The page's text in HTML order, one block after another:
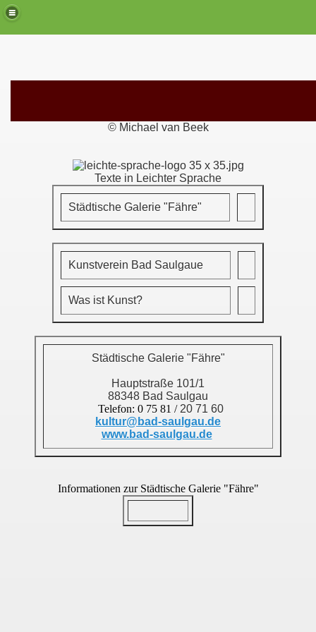
© Michael van Beek
Texte in Leichter Sprache
Städtische Galerie "Fähre"
Kunstverein Bad Saulgaue
Was ist Kunst?
Städtische Galerie "Fähre"
Hauptstraße 101/1
88348 Bad Saulgau
Telefon: 0 75 81 /20 71 60
kultur@bad-saulgau.de
www.bad-saulgau.de
Informationen zur Städtische Galerie "Fähre"